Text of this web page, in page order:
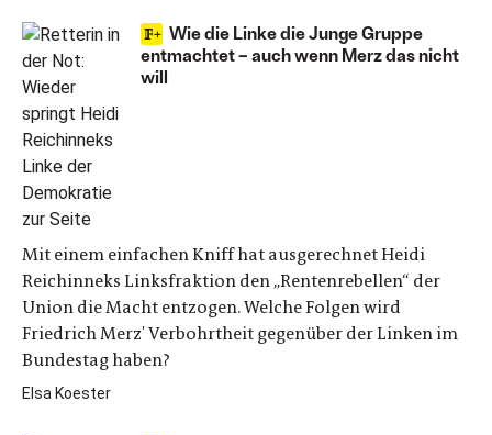
Wie die Linke die Junge Gruppe
entmachtet – auch wenn Merz das nicht
will
Mit einem einfachen Kniff hat ausgerechnet Heidi
Reichinneks Linksfraktion den „Rentenrebellen“ der
Union die Macht entzogen. Welche Folgen wird
Friedrich Merz' Verbohrtheit gegenüber der Linken im
Bundestag haben?
Elsa Koester